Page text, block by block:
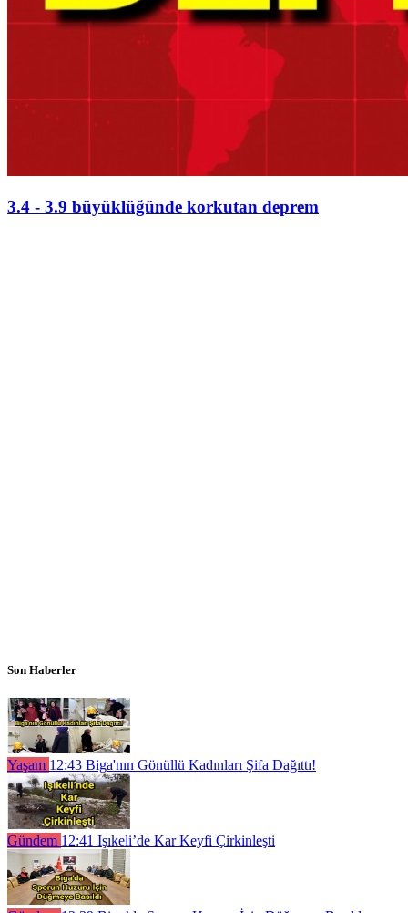
3.4 - 3.9 büyüklüğünde korkutan deprem
Son Haberler
Yaşam 12:43 Biga'nın Gönüllü Kadınları Şifa Dağıttı!
Gündem 12:41 Işıkeli’de Kar Keyfi Çirkinleşti